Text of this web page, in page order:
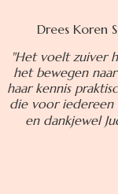
Drees Koren
"Het voelt zuiver
het bewegen
haar kennis
die voor iedereen
en dankjewel